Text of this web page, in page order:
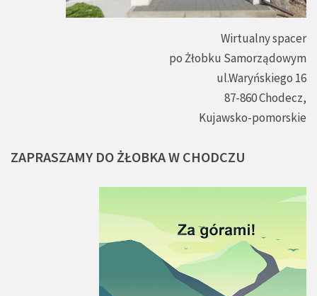
Wirtualny spacer
po Żłobku Samorządowym
ul.Waryńskiego 16
87-860 Chodecz,
Kujawsko-pomorskie
ZAPRASZAMY DO ŻŁOBKAW CHODCZU